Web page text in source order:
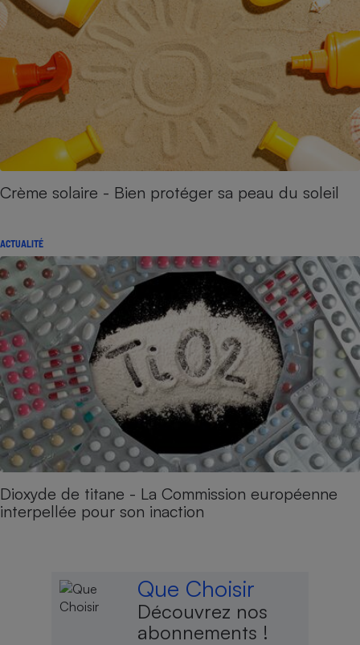
Crème solaire - Bien protéger sa peau du soleil
ACTUALITÉ
Dioxyde de titane - La Commission européenne
interpellée pour son inaction
Que Choisir
Découvrez nos
abonnements !